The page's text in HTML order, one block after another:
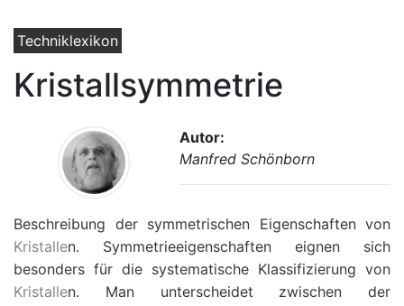
Techniklexikon
Kristallsymmetrie
Autor:
Manfred Schönborn
Beschreibung der symmetrischen Eigenschaften von
Kristallen. Symmetrieeigenschaften eignen sich
besonders für die systematische Klassifizierung von
Kristallen. Man unterscheidet zwischen der